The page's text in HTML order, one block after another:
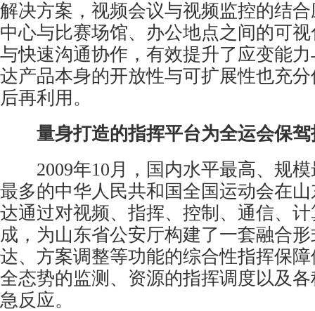
解决方案，视频会议与视频监控的结
中心与比赛场馆、办公地点之间的可
与快速沟通协作，有效提升了应变能
达产品本身的开放性与可扩展性也充
后再利用。
量身打造的指挥平台为全运会保
2009年10月，国内水平最高、规模
最多的中华人民共和国全国运动会在
达通过对视频、指挥、控制、通信、
成，为山东省公安厅构建了一套融合
达、方案调整等功能的综合性指挥保
全态势的监测、资源的指挥调度以及
急反应。